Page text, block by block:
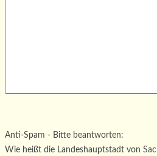
Bitte lasse dieses Feld leer.
Anti-Spam - Bitte beantworten:
Wie heißt die Landeshauptstadt von